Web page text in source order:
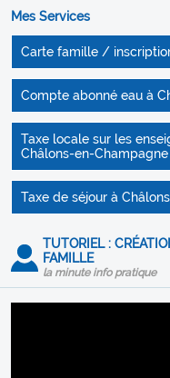
Mes Services
Carte famille /
Compte abonné eau à
Taxe locale sur les
Châlons-en-Champagne
Taxe de séjour à
TUTORIEL :
FAMILLE
la minute info pratique